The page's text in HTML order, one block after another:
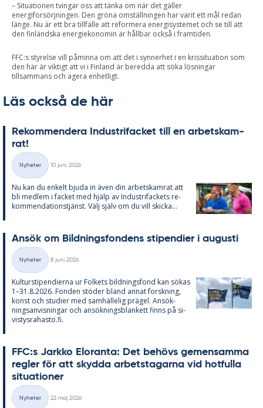
– Situationen tvingar oss att tänka om när det gäller
energiförsörjningen. Den gröna omställningen har varit ett mål redan
länge. Nu är ett bra tillfälle att reformera energisystemet och se till att
den finländska energiekonomin är hållbar också i framtiden.
FFC:s styrelse vill påminna om att det i synnerhet i en krissituation som
den här är viktigt att vi i Finland är beredda att söka lösningar
tillsammans och agera enhetligt.
Läs också de här
Re­kom­men­de­ra In­du­stri­fac­ket till en ar­bets­kam­
rat!
Kategorier
Nyheter
10 juni 2026
Nu kan du en­kelt bju­da in även din ar­bets­kam­rat att
bli med­lem i fac­ket med hjälp av In­du­stri­fac­kets re­
kom­men­da­tions­tjänst. Välj själv om du vill skic­ka...
An­sök om Bild­nings­fon­dens sti­pen­di­er i au­gusti
Kategorier
Nyheter
8 juni 2026
Kul­tursti­pen­di­er­na ur Fol­kets bild­nings­fond kan sö­kas
1–31.8.2026. Fon­den stö­der bland an­nat forsk­ning,
konst och stu­di­er med sam­häl­le­lig prä­gel. An­sök­
nings­an­vis­ning­ar och an­sök­nings­blan­kett fin­ns på si­
vis­tys­ra­has­to.fi.
FFC:s Jark­ko Elo­ran­ta: Det be­hö­vs ge­men­sam­ma
reg­ler för att skyd­da ar­bets­ta­gar­na vid hot­ful­la
si­tu­a­tio­ner
Kategorier
Nyheter
22 maj 2026